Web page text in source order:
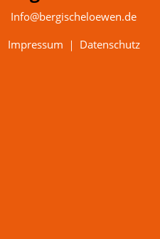
Info@bergischeloewen.de
Impressum ｜ Datenschutz